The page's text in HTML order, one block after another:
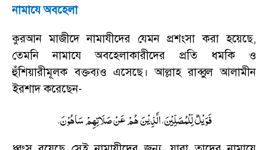
নামাযে অবহেলা
কুরআন মাজীদে নামাযীদের যেমন প্রশংসা করা হয়েছে,
তেমনি নামাযে অবহেলাকারীদের প্রতি ধমকি ও
হুঁশিয়ারীমূলক বক্তব্যও এসেছে। আল্লাহ রাব্বুল আলামীন
ইরশাদ করেছেন-
فَوَیْلٌ لِّلْمُصَلِّیْنَ،الَّذِیْنَ هُمْ عَنْ صَلَاتِهِمْ سَاهُوْنَ.